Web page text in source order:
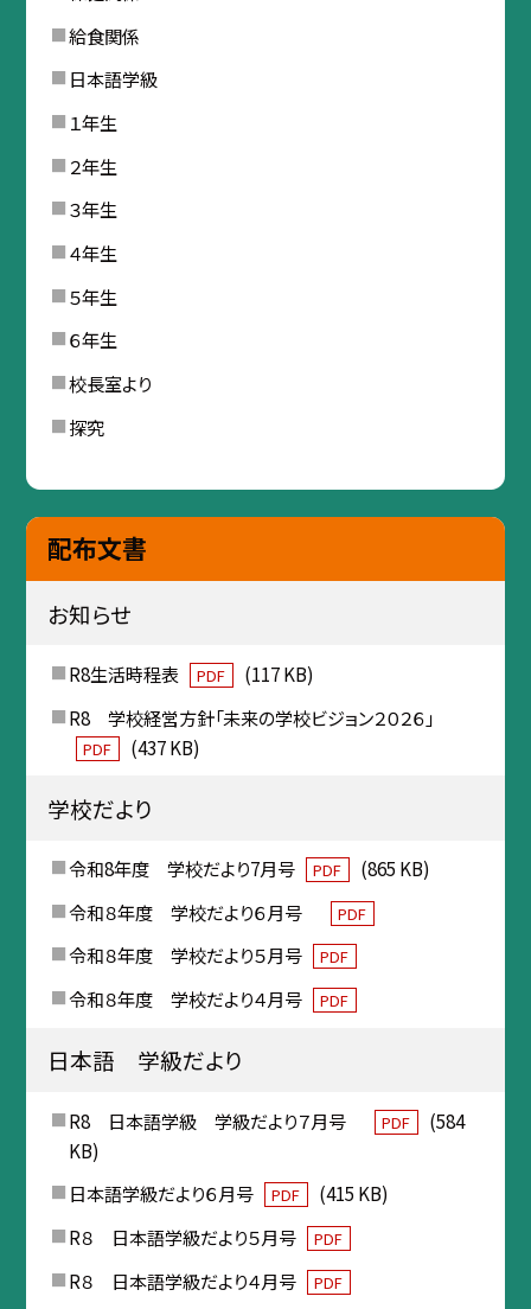
給食関係
日本語学級
１年生
２年生
３年生
４年生
５年生
６年生
校長室より
探究
配布文書
お知らせ
R8生活時程表 PDF
(117 KB)
R8 学校経営方針「未来の学校ビジョン２０２６」
PDF (437 KB)
学校だより
令和8年度 学校だより7月号 PDF
(865 KB)
令和８年度 学校だより６月号
PDF
令和８年度 学校だより５月号 PDF
令和８年度 学校だより４月号 PDF
日本語 学級だより
R8 日本語学級 学級だより７月号 PDF
(584
KB)
日本語学級だより６月号
PDF
(415 KB)
R８ 日本語学級だより５月号
PDF
R８ 日本語学級だより４月号 PDF